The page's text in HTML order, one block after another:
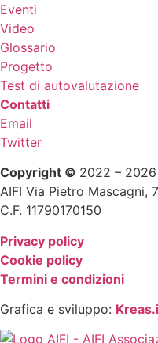
Eventi
Video
Glossario
Progetto
Test di autovalutazione
Contatti
Email
Twitter
Copyright © 2022 – 2026
AIFI Via Pietro Mascagni,
C.F. 11790170150
Privacy policy
Cookie policy
Termini e condizioni
Grafica e sviluppo: